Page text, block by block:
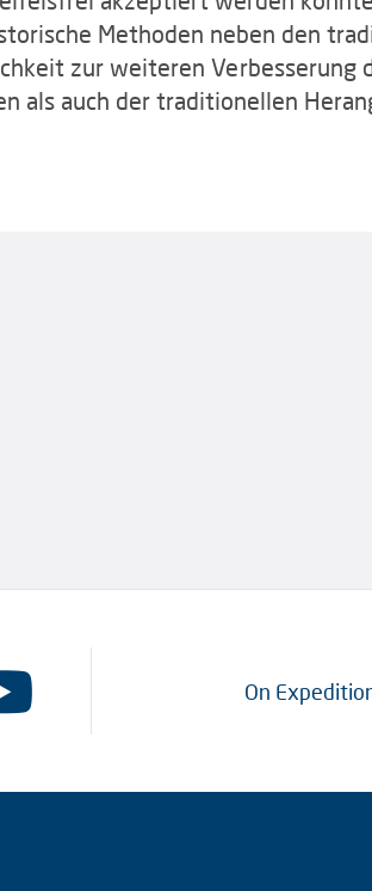
Methoden neben den
zur weiteren Verbesserung
als auch der traditionellen
On